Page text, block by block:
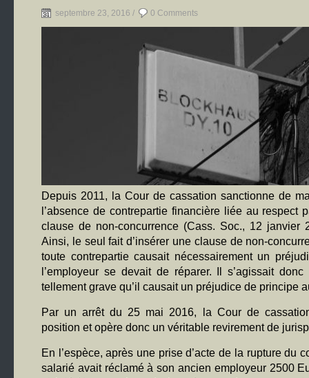
septembre 23, 2016 / 0 Comments
Depuis 2011, la Cour de cassation sanctionne de
l’absence de contrepartie financière liée au respect
clause de non-concurrence (Cass. Soc., 12 janvier
Ainsi, le seul fait d’insérer une clause de non-
toute contrepartie causait nécessairement un
l’employeur se devait de réparer. Il s’agissait donc
tellement grave qu’il causait un préjudice de principe
Par un arrêt du 25 mai 2016, la Cour de
position et opère donc un véritable revirement de
En l’espèce, après une prise d’acte de la rupture du
salarié avait réclamé à son ancien employeur 2500